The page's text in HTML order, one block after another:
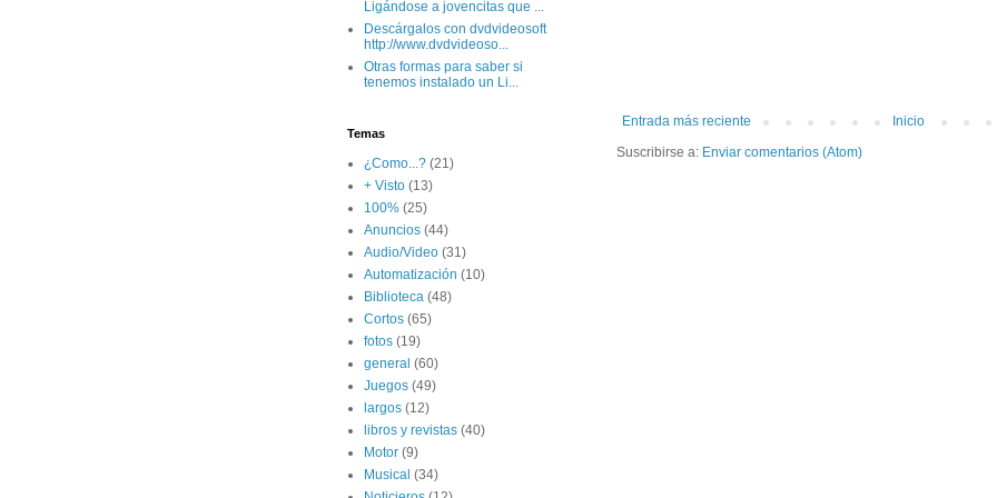
Entrada más reciente
Inicio
Suscribirse a: Enviar comentarios (Atom)
Ligándose a jovencitas que ...
Descárgalos con dvdvideosoft
http://www.dvdvideoso...
Otras formas para saber si
tenemos instalado un Li...
Temas
¿Como...? (21)
+ Visto (13)
100% (25)
Anuncios (44)
Audio/Video (31)
Automatización (10)
Biblioteca (48)
Cortos (65)
fotos (19)
general (60)
Juegos (49)
largos (12)
libros y revistas (40)
Motor (9)
Musical (34)